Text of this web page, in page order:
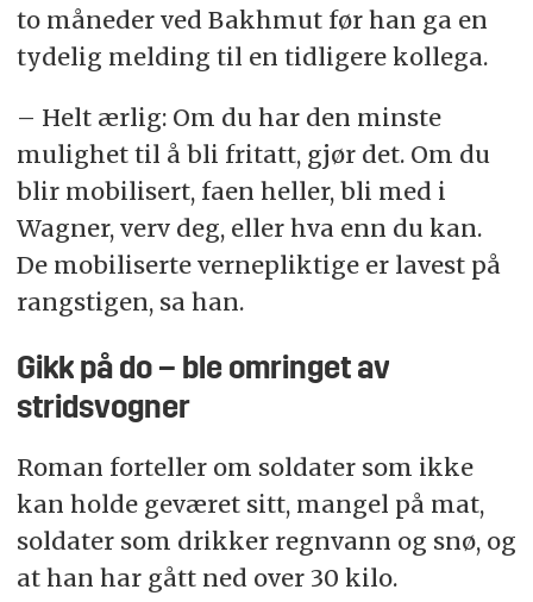
to måneder ved Bakhmut før han ga en
tydelig melding til en tidligere kollega.
– Helt ærlig: Om du har den minste
mulighet til å bli fritatt, gjør det. Om du
blir mobilisert, faen heller, bli med i
Wagner, verv deg, eller hva enn du kan.
De mobiliserte vernepliktige er lavest på
rangstigen, sa han.
Gikk på do – ble omringet av
stridsvogner
Roman forteller om soldater som ikke
kan holde geværet sitt, mangel på mat,
soldater som drikker regnvann og snø, og
at han har gått ned over 30 kilo.